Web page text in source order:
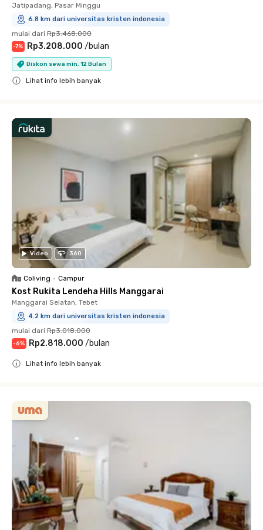
Jatipadang, Pasar Minggu
6.8 km dari universitas kristen indonesia
mulai dari Rp3.468.000
-7% Rp3.208.000 /bulan
Diskon sewa min. 12 Bulan
Lihat info lebih banyak
Video 360
Coliving • Campur
Kost Rukita Lendeha Hills Manggarai
Manggarai Selatan, Tebet
4.2 km dari universitas kristen indonesia
mulai dari Rp3.018.000
-6% Rp2.818.000 /bulan
Lihat info lebih banyak